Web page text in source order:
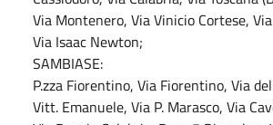
Via Montenero, Via Vinicio Cortese,
Via Isaac Newton;
SAMBIASE:
P.zza Fiorentino, Via Fiorentino, Via
Vitt. Emanuele, Via P. Marasco, Via